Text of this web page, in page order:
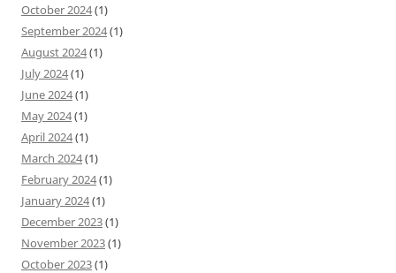
October 2024(1)
September 2024(1)
August 2024(1)
July 2024(1)
June 2024(1)
May 2024(1)
April 2024(1)
March 2024(1)
February 2024(1)
January 2024(1)
December 2023(1)
November 2023(1)
October 2023(1)